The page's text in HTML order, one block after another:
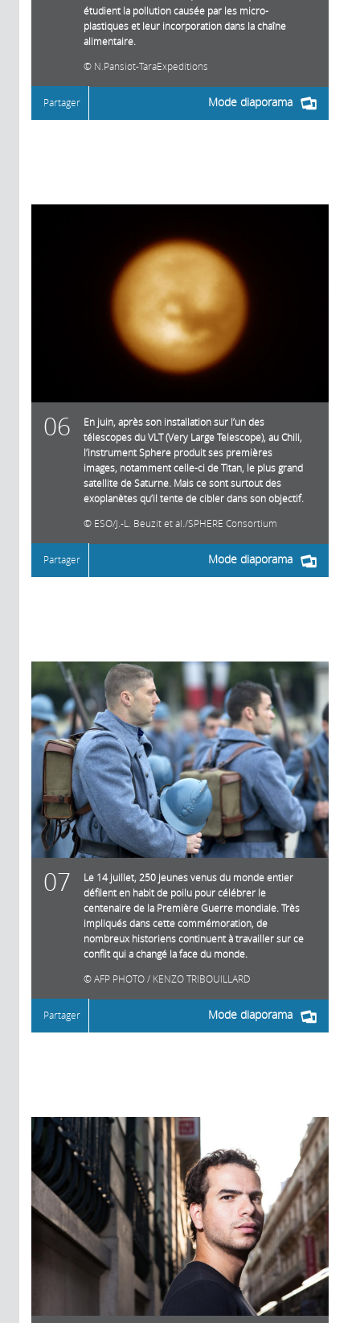
étudient la pollution causée par les micro-
plastiques et leur incorporation dans la chaîne
alimentaire.
N.Pansiot-TaraExpeditions
Mode diaporama
Partager
06
En juin, après son installation sur l’un des
télescopes du VLT (Very Large Telescope), au Chili,
l’instrument Sphere produit ses premières
images, notamment celle-ci de Titan, le plus grand
satellite de Saturne. Mais ce sont surtout des
exoplanètes qu’il tente de cibler dans son objectif.
ESO/J.-L. Beuzit et al./SPHERE Consortium
Mode diaporama
Partager
07
Le 14 juillet, 250 jeunes venus du monde entier
défilent en habit de poilu pour célébrer le
centenaire de la Première Guerre mondiale. Très
impliqués dans cette commémoration, de
nombreux historiens continuent à travailler sur ce
conflit qui a changé la face du monde.
AFP PHOTO / KENZO TRIBOUILLARD
Mode diaporama
Partager